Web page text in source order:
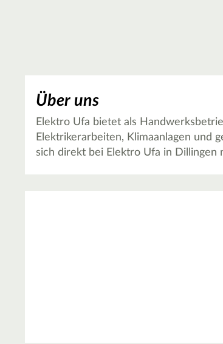
Über uns
Elektro Ufa bietet als
Elektrikerarbeiten, Klimaanlagen und
sich direkt bei Elektro Ufa in Dillingen